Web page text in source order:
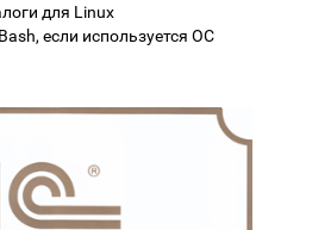
для Linux
если используется ОС